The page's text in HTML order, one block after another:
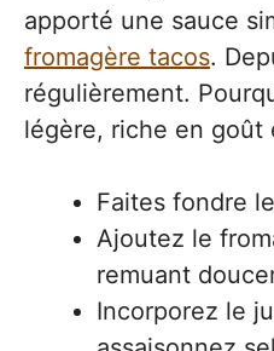
apporté une sauce
fromagère tacos.
régulièrement.
légère, riche en goût
Faites fondre
Ajoutez le
remuant
Incorporez le